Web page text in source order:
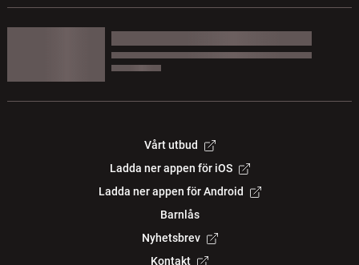
Vårt utbud
Ladda ner appen för iOS
Ladda ner appen för Android
Barnlås
Nyhetsbrev
Kontakt